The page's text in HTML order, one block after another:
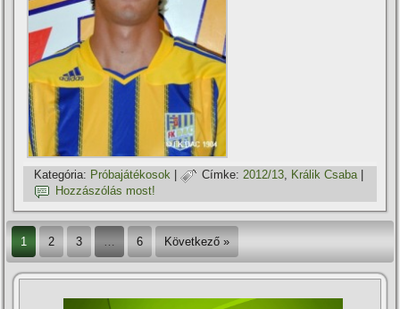
Kategória: Próbajátékosok | Címke: 2012/13, Králik Csaba|
Hozzászólás most!
1 2 3 … 6 Következő »